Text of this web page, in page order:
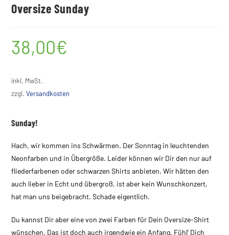
Oversize Sunday
38,00€
inkl. MwSt.
zzgl.Versandkosten
Sunday!
Hach, wir kommen ins Schwärmen. Der Sonntag in leuchtenden
Neonfarben und in Übergröße. Leider können wir Dir den nur auf
fliederfarbenen oder schwarzen Shirts anbieten. Wir hätten den
auch lieber in Echt und übergroß, ist aber kein Wunschkonzert,
hat man uns beigebracht. Schade eigentlich.
Du kannst Dir aber eine von zwei Farben für Dein Oversize-Shirt
wünschen. Das ist doch auch irgendwie ein Anfang. Fühl‘ Dich